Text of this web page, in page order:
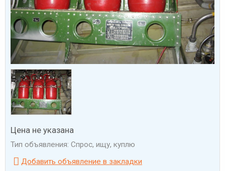
Цена не указана
Тип объявления: Спрос, ищу, куплю
 Добавить объявление в закладки